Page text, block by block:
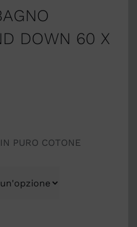
DOWN 60 X
PURO COTONE